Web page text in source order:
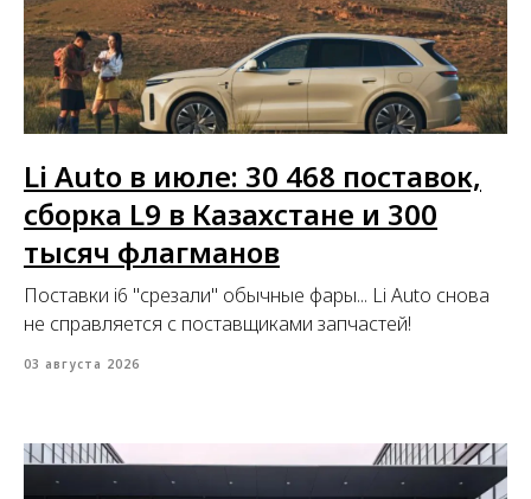
Li Auto в июле: 30 468 поставок,
сборка L9 в Казахстане и 300
тысяч флагманов
Поставки i6 "срезали" обычные фары... Li Auto снова
не справляется с поставщиками запчастей!
03 августа 2026